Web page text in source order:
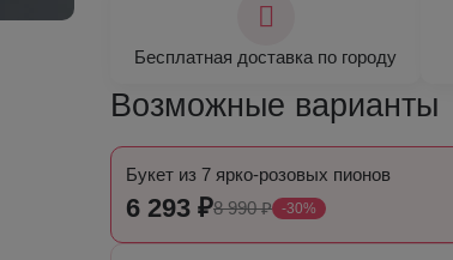
Бесплатная доставка по городу
Возможные варианты
Букет из 7 ярко-розовых пионов
6 293 ₽8 990 ₽ -30%